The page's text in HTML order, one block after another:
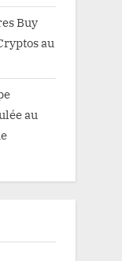
Buy
au
au